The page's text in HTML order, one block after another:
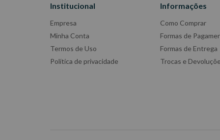
Institucional
Empresa
Minha Conta
Termos de Uso
Política de privacidade
Informações
Como Comprar
Formas de
Formas de Entrega
Trocas e